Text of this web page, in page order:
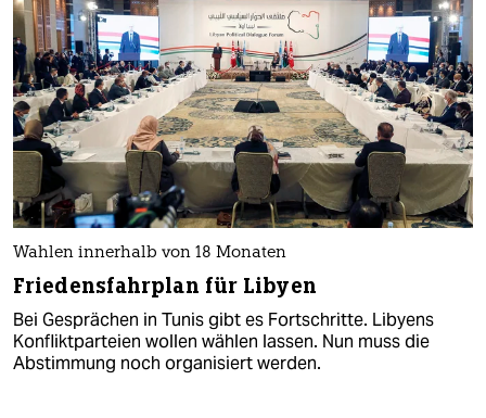
Wahlen innerhalb von 18 Monaten
Friedensfahrplan für Libyen
Bei Gesprächen in Tunis gibt es Fortschritte. Libyens
Konfliktparteien wollen wählen lassen. Nun muss die
Abstimmung noch organisiert werden.